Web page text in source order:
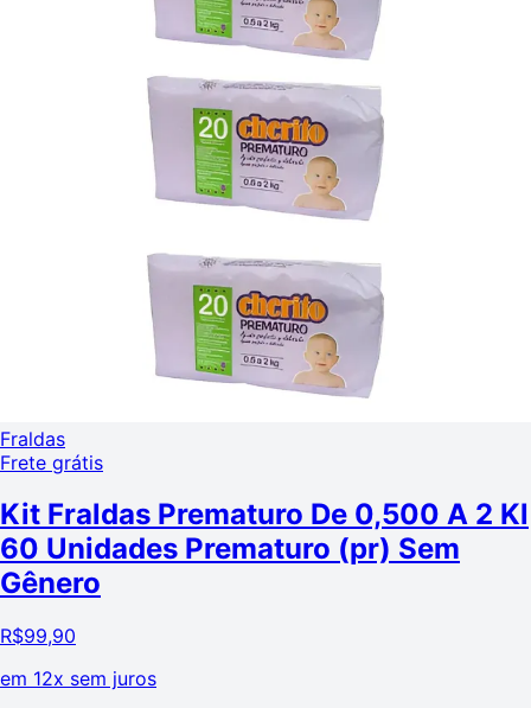
Fraldas
Frete grátis
Kit Fraldas Prematuro De 0,500 A 2 Kl
60 Unidades Prematuro (pr) Sem
Gênero
R$99,90
em 12x sem juros